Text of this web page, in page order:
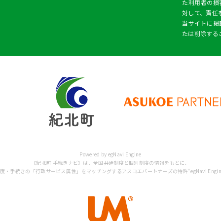
た利用者の
対して、責任
当サイトに
たは削除する
Powered by egNavi Engine
【紀北町 手続きナビ】は、全国共通制度と個別制度の情報をもとに、
度・手続きの「行政サービス属性」をマッチングするアスコエパートナーズの特許“egNavi